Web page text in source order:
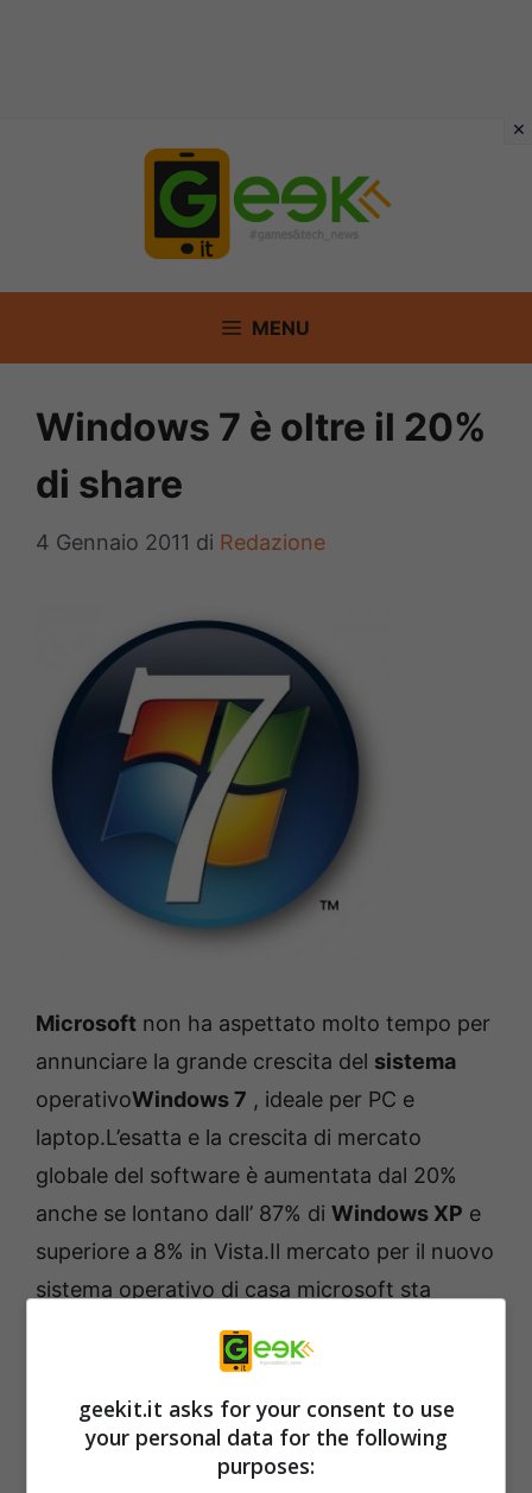
MENU
Windows 7 è oltre il 20%
di share
4 Gennaio 2011 di Redazione
Microsoft non ha aspettato molto tempo per
annunciare la grande crescita del sistema
operativoWindows 7 , ideale per PC e
laptop.L’esatta e la crescita di mercato
globale del software è aumentata dal 20%
anche se lontano dall’ 87% di Windows XP e
superiore a 8% in Vista.Il mercato per il nuovo
sistema operativo di casa microsoft sta
prendendo la sua quota di mercato e con il
2011 sicuramente un’altra grossa fetta di
mercato acquisirà tra il vasto mondo
windows.Con oltre 300 milioni di copie
vendute in tutto il mondo, il suo prossimo
geekit.it asks for your consent to use
your personal data for the following
purposes: